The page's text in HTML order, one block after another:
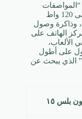
“المواصفات
120 واط
وذاكرة وصول
الهاتف على
الألعاب،
على أطول
عمر بطارية ممكن. إنه خيار الـ “Power User” الذي يبحث عن
ون بلس ١٥